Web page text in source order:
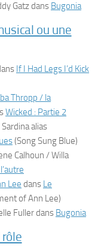
Gatz dans Bugonia
ou une
If I Had Legs I’d Kick
Thropp / la
Wicked : Partie 2
alias
(Song Sung Blue)
Calhoun / Willa
Lee dans Le
of Ann Lee)
Fuller dans Bugonia